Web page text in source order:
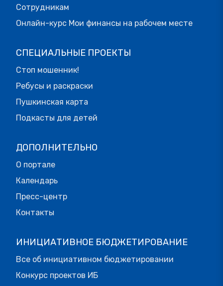
Сотрудникам
Онлайн-курс Мои финансы на рабочем месте
СПЕЦИАЛЬНЫЕ ПРОЕКТЫ
Стоп мошенник!
Ребусы и раскраски
Пушкинская карта
Подкасты для детей
ДОПОЛНИТЕЛЬНО
О портале
Календарь
Пресс-центр
Контакты
ИНИЦИАТИВНОЕ БЮДЖЕТИРОВАНИЕ
Все об инициативном бюджетировании
Конкурс проектов ИБ